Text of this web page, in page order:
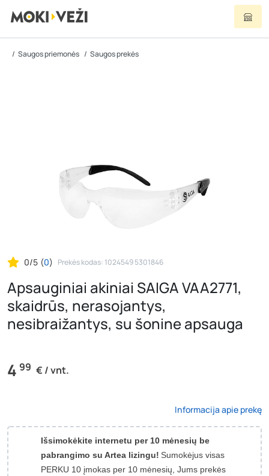
Saugos priemonės Saugos prekės
0/5 (0) Prekės kodas: 1024549 5301846
Apsauginiai akiniai SAIGA VAA2771,
skaidrūs, nerasojantys,
nesibraižantys, su šonine apsauga
4 99 € / vnt.
Informacija apie prekę
Išsimokėkite internetu per 10 mėnesių be
pabrangimo su Artea lizingu! Sumokėjus visas
PERKU 10 įmokas per 10 mėnesių, Jums prekės